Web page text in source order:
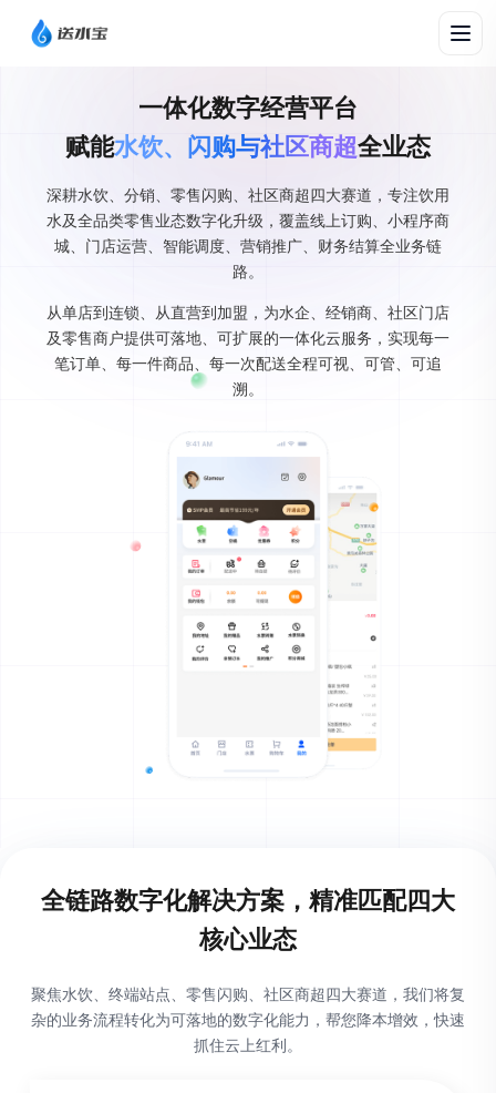
一体化数字经营平台
赋能水饮、闪购与社区商超全业态
深耕水饮、分销、零售闪购、社区商超四大赛道，专注饮用
水及全品类零售业态数字化升级，覆盖线上订购、小程序商
城、门店运营、智能调度、营销推广、财务结算全业务链
路。
从单店到连锁、从直营到加盟，为水企、经销商、社区门店
及零售商户提供可落地、可扩展的一体化云服务，实现每一
笔订单、每一件商品、每一次配送全程可视、可管、可追
溯。
全链路数字化解决方案，精准匹配四大
核心业态
聚焦水饮、终端站点、零售闪购、社区商超四大赛道，我们将复
杂的业务流程转化为可落地的数字化能力，帮您降本增效，快速
抓住云上红利。